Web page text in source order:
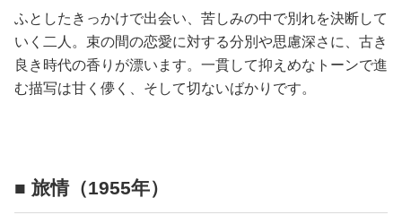
ふとしたきっかけで出会い、苦しみの中で別れを決断して
いく二人。束の間の恋愛に対する分別や思慮深さに、古き
良き時代の香りが漂います。一貫して抑えめなトーンで進
む描写は甘く儚く、そして切ないばかりです。
■ 旅情（1955年）